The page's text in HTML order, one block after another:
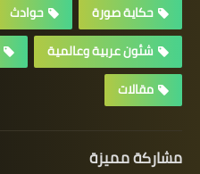
حكاية صورة
حوادث
شئون عربية وعالمية
مقالات
مشاركة مميزة